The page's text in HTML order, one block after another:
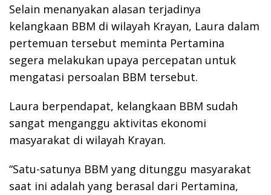
Selain menanyakan alasan terjadinya
kelangkaan BBM di wilayah Krayan, Laura dalam
pertemuan tersebut meminta Pertamina
segera melakukan upaya percepatan untuk
mengatasi persoalan BBM tersebut.
Laura berpendapat, kelangkaan BBM sudah
sangat menganggu aktivitas ekonomi
masyarakat di wilayah Krayan.
“Satu-satunya BBM yang ditunggu masyarakat
saat ini adalah yang berasal dari Pertamina,